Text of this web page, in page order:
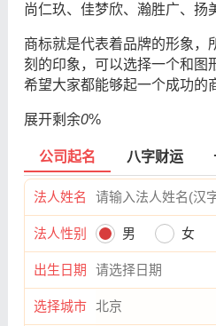
尚仁玖、佳梦欣、瀚胜广、扬
商标就是代表着品牌的形象，
刻的印象，可以选择一个和图
希望大家都能够起一个成功的
展开剩余0%
公司起名 八字财运
法人姓名
法人性别 男 女
出生日期
选择城市